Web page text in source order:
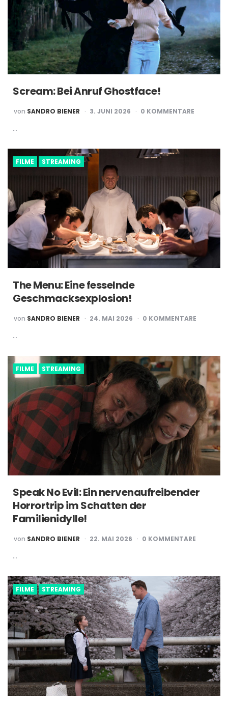
Scream: Bei Anruf Ghostface!
POSTED
BY
von SANDRO BIENER 3. JUNI 2026 0 KOMMENTARE
…
FILME STREAMING
The Menu: Eine fesselnde
Geschmacksexplosion!
POSTED
BY
von SANDRO BIENER 24. MAI 2026 0 KOMMENTARE
…
FILME STREAMING
Speak No Evil: Ein nervenaufreibender
Horrortrip im Schatten der
Familienidylle!
POSTED
BY
von SANDRO BIENER 22. MAI 2026 0 KOMMENTARE
…
FILME STREAMING